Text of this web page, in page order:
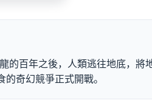
的百年之後，人類逃往地底，
奇幻競爭正式開戰。